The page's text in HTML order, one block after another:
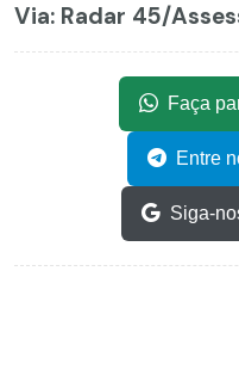
Via: Radar 45/
Faça
Entre
Siga-